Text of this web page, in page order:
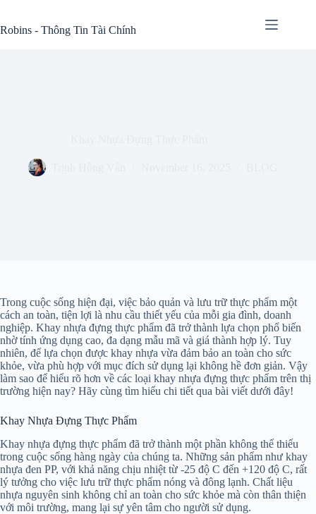
content
Robins - Thông Tin Tài Chính
Trong cuộc sống hiện đại, việc bảo quản và lưu trữ thực phẩm một
cách an toàn, tiện lợi là nhu cầu thiết yếu của mỗi gia đình, doanh
nghiệp. Khay nhựa đựng thực phẩm đã trở thành lựa chọn phổ biến
nhờ tính ứng dụng cao, đa dạng mẫu mã và giá thành hợp lý. Tuy
nhiên, để lựa chọn được khay nhựa vừa đảm bảo an toàn cho sức
khỏe, vừa phù hợp với mục đích sử dụng lại không hề đơn giản. Vậy
làm sao để hiểu rõ hơn về các loại khay nhựa đựng thực phẩm trên thị
trường hiện nay? Hãy cùng tìm hiểu chi tiết qua bài viết dưới đây!
Khay Nhựa Đựng Thực Phẩm
Khay nhựa đựng thực phẩm đã trở thành một phần không thể thiếu
trong cuộc sống hàng ngày của chúng ta. Những sản phẩm như khay
nhựa đen PP, với khả năng chịu nhiệt từ -25 độ C đến +120 độ C, rất
lý tưởng cho việc lưu trữ thực phẩm nóng và đông lạnh. Chất liệu
nhựa nguyên sinh không chỉ an toàn cho sức khỏe mà còn thân thiện
với môi trường, mang lại sự yên tâm cho người sử dụng.